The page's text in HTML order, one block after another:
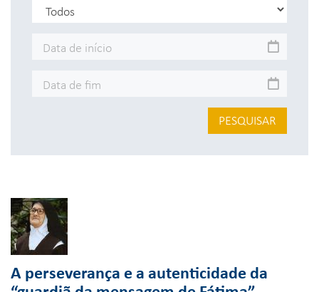
PESQUISAR
A perseverança e a autenticidade da